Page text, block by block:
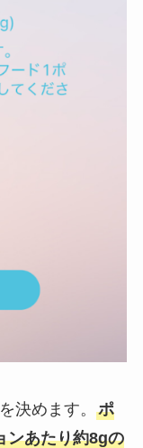
決めます。
ポ
ンあたり約8gの